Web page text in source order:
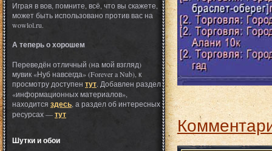
Играя в вов, помните, всё, что вы скажете,
может быть использовано против вас на
wowlol.ru.
А теперь о хорошем
Переведён отличный (на мой взгляд)
мувик «Нуб навсегда» (Forever a Nub), к
просмотру доступен тут. Добавлен раздел
«информационных материалов»,
находится здесь , а раздел об интересных
ресурсах —тут
Шутки и обои